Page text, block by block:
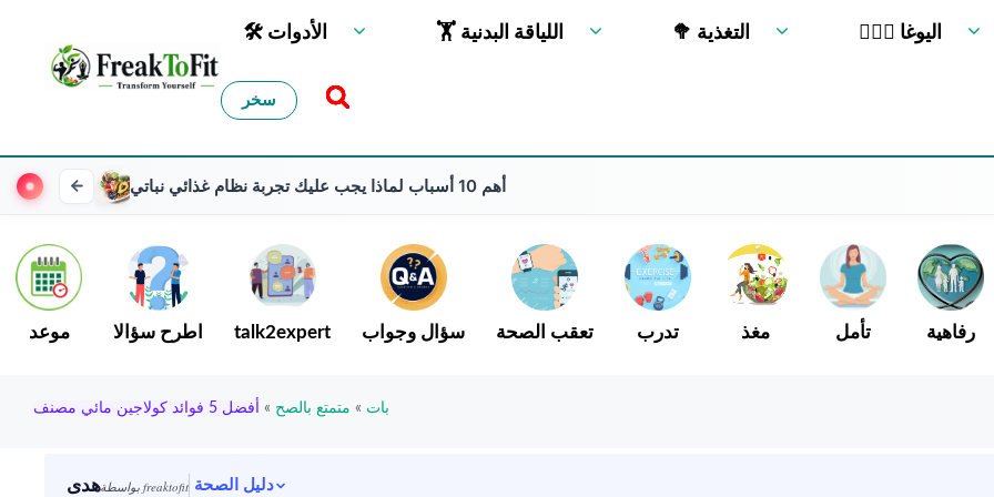
🛠 الأدوات 🏋 اللياقة البدنية 🥦 التغذية 🧘🏻‍♂️ اليوغا
سخر
أهم 10 أسباب لماذا يجب عليك تجربة نظام غذائي نباتي
موعد اطرح سؤالا talk2expert سؤال وجواب تعقب الصحة تدرب مغذ تأمل رفاهية
بات » متمتع بالصح » أفضل 5 فوائد كولاجين مائي مصنف
هدى بواسطة freaktofit دليل الصحة